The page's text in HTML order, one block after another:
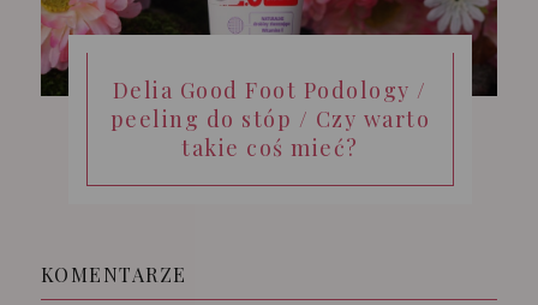
Delia Good Foot Podology /
peeling do stóp / Czy warto
takie coś mieć?
KOMENTARZE